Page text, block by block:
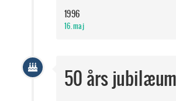
1996
16. maj
50 års jubilæum